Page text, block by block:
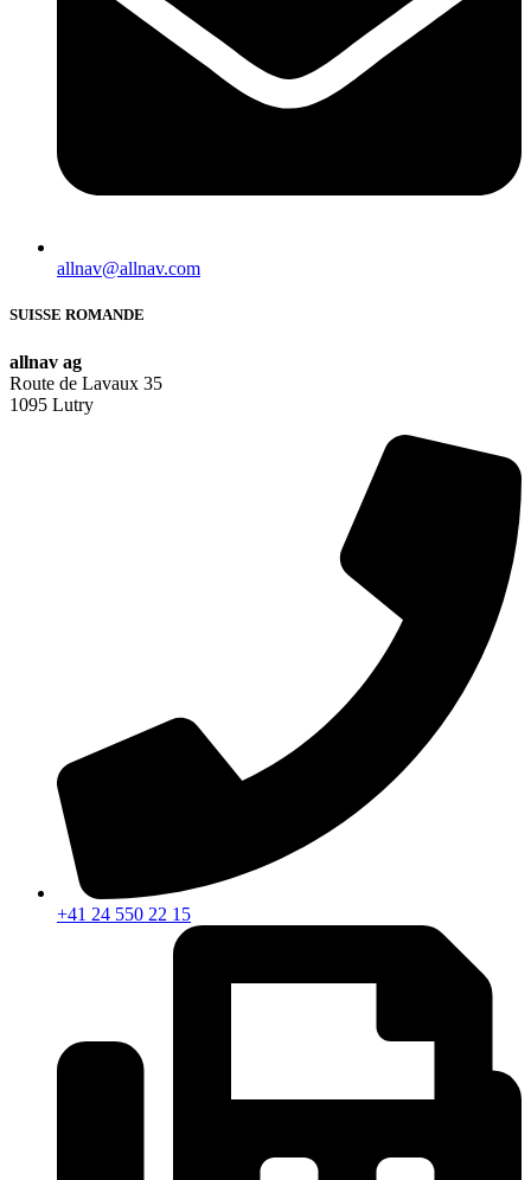
allnav@allnav.com
SUISSE ROMANDE
allnav ag
Route de Lavaux 35
1095 Lutry
+41 24 550 22 15